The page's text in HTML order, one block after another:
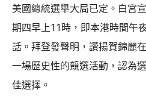
美國總統選舉大局已定。白宮
期四早上11時，即本港時間午
話。拜登發聲明，讚揚賀錦麗
一場歷史性的競選活動，認為
佳選擇。